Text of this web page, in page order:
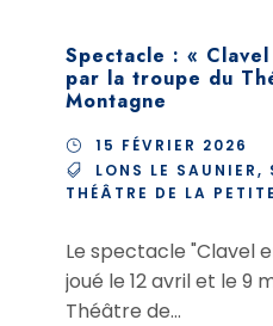
Spectacle : «
par la troupe du
Montagne
15 FÉVRIER 2026
LONS LE SAUNIER,
THÉÂTRE DE LA
Le spectacle "Clavel
joué le 12 avril et le 9
Théâtre de...